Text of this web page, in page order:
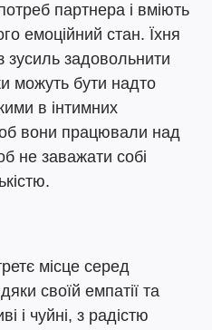
партнера і вміють
емоційний стан. Їхня
зусиль задовольнити
можуть бути надто
в інтимних
вони працювали над
не заважати собі
місце серед
своїй емпатії та
і чуйні, з радістю